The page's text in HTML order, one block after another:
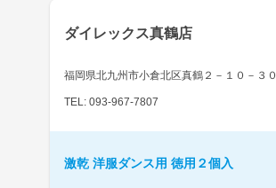
ダイレックス真鶴店
福岡県北九州市小倉北区真鶴２－１０－３０
TEL: 093-967-7807
激乾 洋服ダンス用 徳用２個入